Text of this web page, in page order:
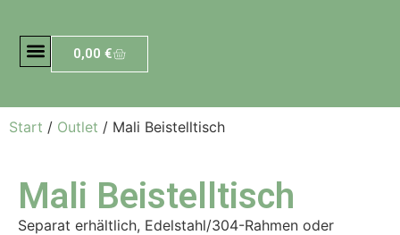
0,00€
Start / Outlet / Mali Beistelltisch
Mali Beistelltisch
Separat erhältlich, Edelstahl/304-Rahmen oder